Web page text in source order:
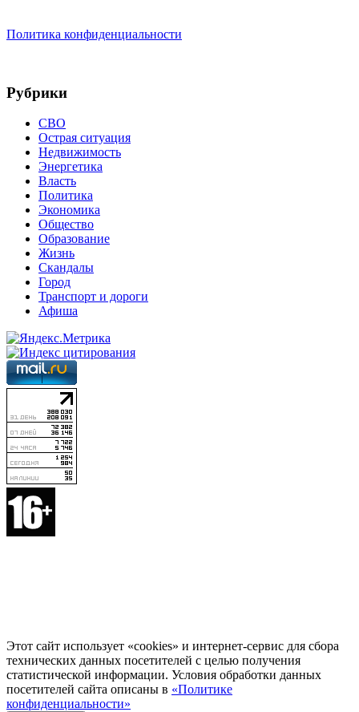
Политика конфиденциальности
Рубрики
СВО
Острая ситуация
Недвижимость
Энергетика
Власть
Политика
Экономика
Общество
Образование
Жизнь
Скандалы
Город
Транспорт и дороги
Афиша
Этот сайт использует «cookies» и интернет-сервис для сбора
технических данных посетителей с целью получения
статистической информации. Условия обработки данных
посетителей сайта описаны в «Политике
конфиденциальности»